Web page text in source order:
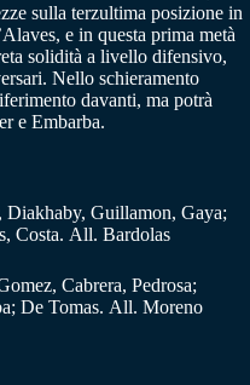
sulla terzultima posizione in
e in questa prima metà
solidità a livello difensivo,
Nello schieramento
davanti, ma potrà
e Embarba.
Diakhaby, Guillamon, Gaya;
Costa. All. Bardolas
Cabrera, Pedrosa;
De Tomas. All. Moreno